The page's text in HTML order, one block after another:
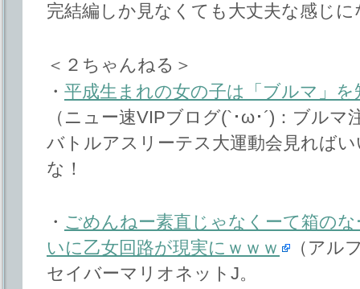
完結編しか見なくても大丈夫な感じ
＜２ちゃんねる＞
・ 平成生まれの女の子は「ブルマ」
（ニュー速VIPブログ(`･ω･´)：ブルマ
バトルアスリーテス大運動会見れば
な！
・ ごめんねー素直じゃなくーて箱の
いに乙女回路が現実にｗｗｗ
（アル
セイバーマリオネットJ。